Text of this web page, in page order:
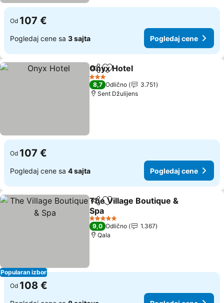
Od 107 €
Pogledaj cene sa 3 sajta Pogledaj cene
Deli Dodati u favorite
Onyx Hotel
3 Zvezdice
8,7 Odlično
3.751
Sent Džulijens
Od 107 €
Pogledaj cene sa 4 sajta Pogledaj cene
Popularan izbor
Deli Dodati u favorite
The Village Boutique &
Spa
5 Zvezdice
9,0 Odlično
1.367
Qala
Od 108 €